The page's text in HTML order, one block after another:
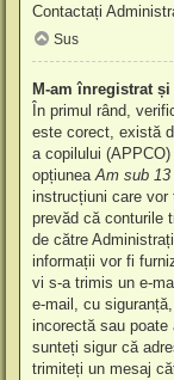
Contactați
Sus
M-am înregistrat
În primul rând,
este corect, există
a copilului
opțiuneaAm sub 13
instrucțiuni care vor
prevăd că conturile
de către
informații vor fi
vi s-a trimis un e-
e-mail, cu
incorectă sau
sunteți sigur că
trimiteți un mesaj